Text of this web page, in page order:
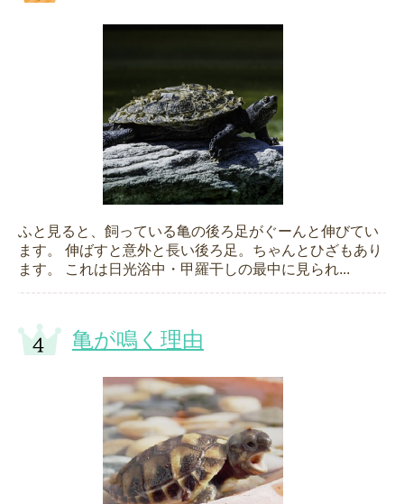
ふと見ると、飼っている亀の後ろ足がぐーんと伸びてい
ます。 伸ばすと意外と長い後ろ足。ちゃんとひざもあり
ます。 これは日光浴中・甲羅干しの最中に見られ...
亀が鳴く理由